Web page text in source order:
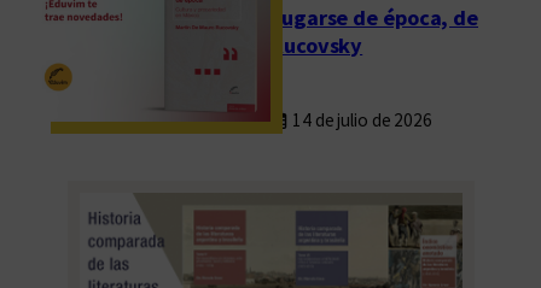
Fugarse de época, de
Rucovsky
14 de julio de 2026